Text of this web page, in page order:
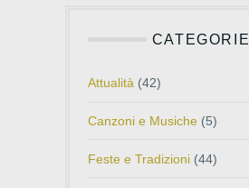
CATEGORIE
Attualità (42)
Canzoni e Musiche (5)
Feste e Tradizioni (44)